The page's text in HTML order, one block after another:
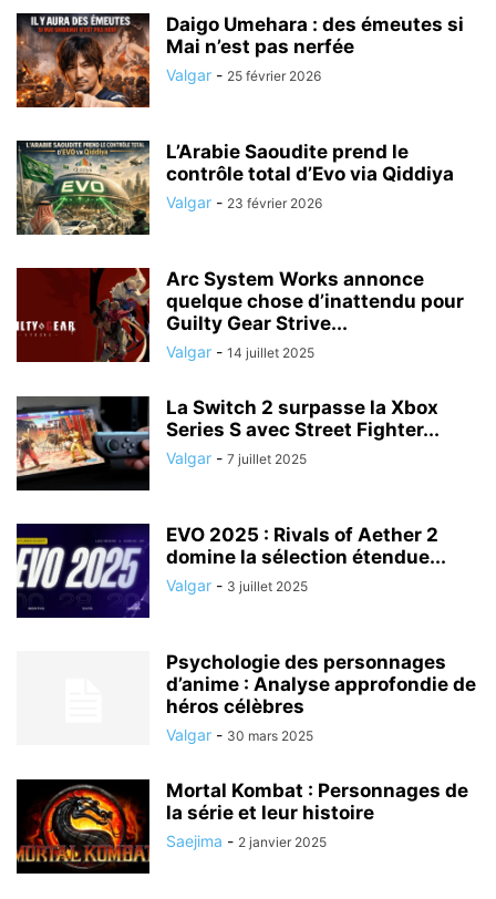
Daigo Umehara : des émeutes si
Mai n’est pas nerfée
Valgar - 25 février 2026
L’Arabie Saoudite prend le
contrôle total d’Evo via Qiddiya
Valgar - 23 février 2026
Arc System Works annonce
quelque chose d’inattendu pour
Guilty Gear Strive...
Valgar - 14 juillet 2025
La Switch 2 surpasse la Xbox
Series S avec Street Fighter...
Valgar - 7 juillet 2025
EVO 2025 : Rivals of Aether 2
domine la sélection étendue...
Valgar - 3 juillet 2025
Psychologie des personnages
d’anime : Analyse approfondie de
héros célèbres
Valgar - 30 mars 2025
Mortal Kombat : Personnages de
la série et leur histoire
Saejima - 2 janvier 2025